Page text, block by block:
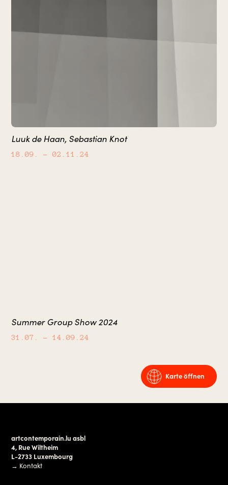
Luuk de Haan, Sebastian Knot
18.09. – 02.11.24
Summer Group Show 2024
31.07. – 14.09.24
Karte öffnen
artcontemporain.lu asbl
4, Rue Wiltheim
L-2733 Luxembourg
→ Kontakt